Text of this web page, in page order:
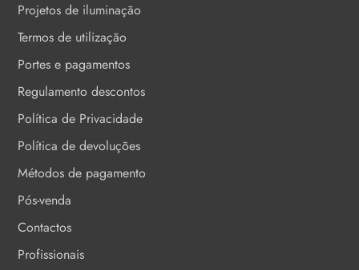
Projetos de iluminação
Termos de utilização
Portes e pagamentos
Regulamento descontos
Política de Privacidade
Política de devoluções
Métodos de pagamento
Pós-venda
Contactos
Profissionais